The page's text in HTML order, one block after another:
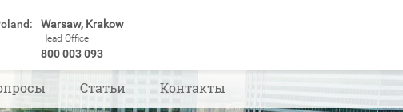
Warsaw, Krakow
Head Office
800 003 093
Статьи Контакты